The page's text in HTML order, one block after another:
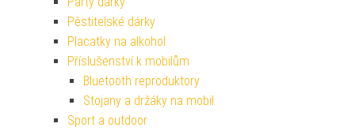
Pěstitelské dárky
Placatky na alkohol
Příslušenství k mobilům
Bluetooth reproduktory
Stojany a držáky na mobil
Sport a outdoor